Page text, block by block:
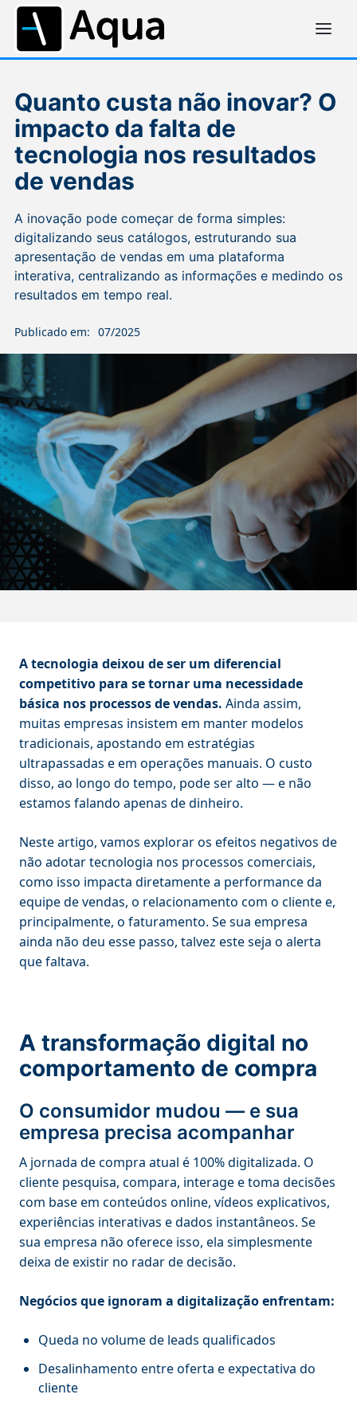
Quanto custa não inovar? O
impacto da falta de
tecnologia nos resultados
de vendas
A inovação pode começar de forma simples:
digitalizando seus catálogos, estruturando sua
apresentação de vendas em uma plataforma
interativa, centralizando as informações e medindo os
resultados em tempo real.
Publicado em: 07/2025
A tecnologia deixou de ser um diferencial
competitivo para se tornar uma necessidade
básica nos processos de vendas. Ainda assim,
muitas empresas insistem em manter modelos
tradicionais, apostando em estratégias
ultrapassadas e em operações manuais. O custo
disso, ao longo do tempo, pode ser alto — e não
estamos falando apenas de dinheiro.
Neste artigo, vamos explorar os efeitos negativos de
não adotar tecnologia nos processos comerciais,
como isso impacta diretamente a performance da
equipe de vendas, o relacionamento com o cliente e,
principalmente, o faturamento. Se sua empresa
ainda não deu esse passo, talvez este seja o alerta
que faltava.
A transformação digital no
comportamento de compra
O consumidor mudou — e sua
empresa precisa acompanhar
A jornada de compra atual é 100% digitalizada. O
cliente pesquisa, compara, interage e toma decisões
com base em conteúdos online, vídeos explicativos,
experiências interativas e dados instantâneos. Se
sua empresa não oferece isso, ela simplesmente
deixa de existir no radar de decisão.
Negócios que ignoram a digitalização enfrentam:
Queda no volume de leads qualificados
Desalinhamento entre oferta e expectativa do
cliente